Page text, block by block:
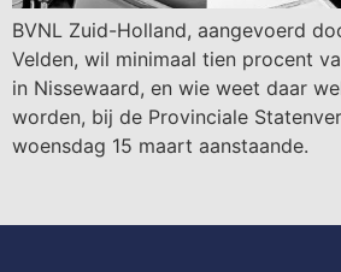
BVNL Zuid-Holland, aangevoerd
Velden, wil minimaal tien procent
in Nissewaard, en wie weet daar
worden, bij de Provinciale
woensdag 15 maart aanstaande.